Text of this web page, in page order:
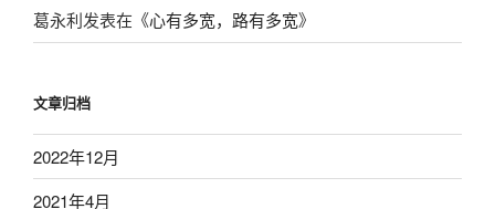
葛永利发表在《心有多宽，路有多宽》
文章归档
2022年12月
2021年4月